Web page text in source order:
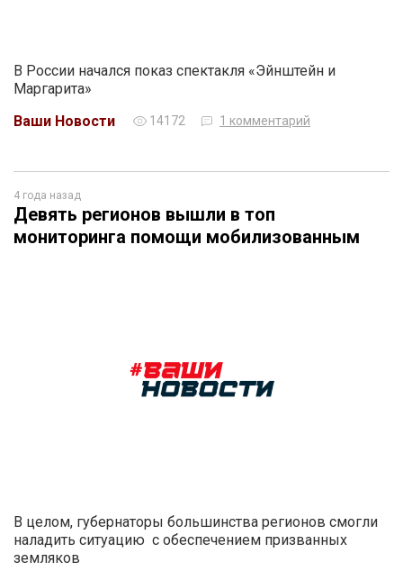
В России начался показ спектакля «Эйнштейн и
Маргарита»
Ваши Новости
14172 1 комментарий
4 года назад
Девять регионов вышли в топ
мониторинга помощи мобилизованным
В целом, губернаторы большинства регионов смогли
наладить ситуацию с обеспечением призванных
земляков